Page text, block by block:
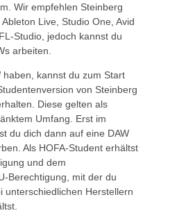
Wir empfehlen Steinberg
Live, Studio One, Avid
Studio, jedoch kannst du
arbeiten.
haben, kannst du zum Start
von Steinberg
Diese gelten als
Umfang. Erst im
du dich dann auf eine DAW
Als HOFA-Student erhältst
und dem
Berechtigung, mit der du
unterschiedlichen Herstellern